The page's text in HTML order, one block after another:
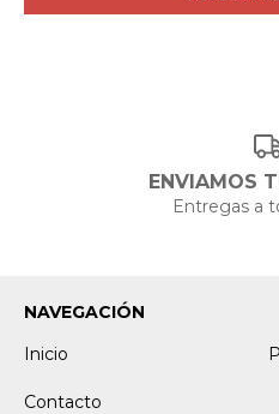
ENVIAMOS
Entregas a
NAVEGACIÓN
Inicio
Contacto